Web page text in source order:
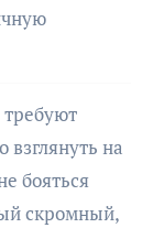
на
бояться
скромный,